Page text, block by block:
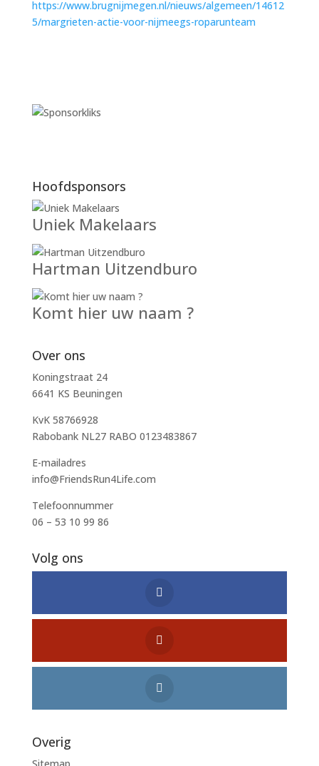
https://www.brugnijmegen.nl/nieuws/algemeen/14612
5/margrieten-actie-voor-nijmeegs-roparunteam
Hoofdsponsors
Uniek Makelaars
Hartman Uitzendburo
Komt hier uw naam ?
Over ons
Koningstraat 24
6641 KS Beuningen
KvK 58766928
Rabobank NL27 RABO 0123483867
E-mailadres
info@FriendsRun4Life.com
Telefoonnummer
06 – 53 10 99 86
Volg ons
Overig